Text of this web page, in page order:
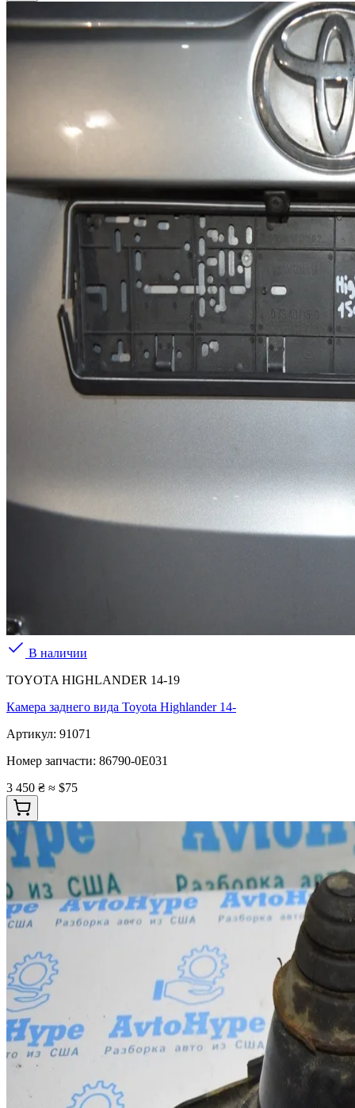
В наличии
TOYOTA HIGHLANDER 14-19
Камера заднего вида Toyota Highlander 14-
Артикул: 91071
Номер запчасти: 86790-0E031
3 450 ₴ ≈ $75